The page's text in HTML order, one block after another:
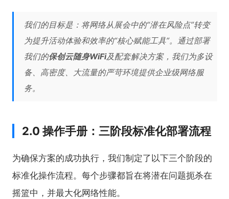
我们的目标是：将网络从展会中的“潜在风险点”转变
为提升活动体验和效率的“核心赋能工具”。通过部署
我们的保创云随身WiFi及配套解决方案，我们为多设
备、高密度、大流量的严苛环境提供企业级网络服
务。
2.0 操作手册：三阶段标准化部署流程
为确保方案的成功执行，我们制定了以下三个阶段的
标准化操作流程。每个步骤都旨在将潜在问题扼杀在
摇篮中，并最大化网络性能。